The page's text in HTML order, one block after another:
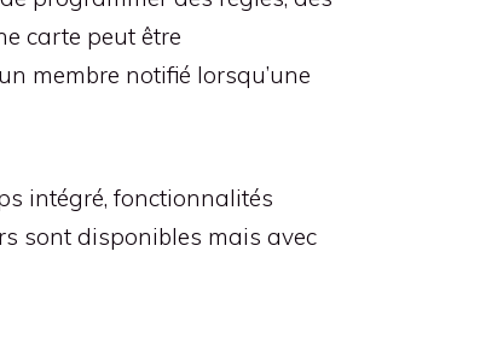
carte peut être
membre notifié lorsqu’une
intégré, fonctionnalités
sont disponibles mais avec